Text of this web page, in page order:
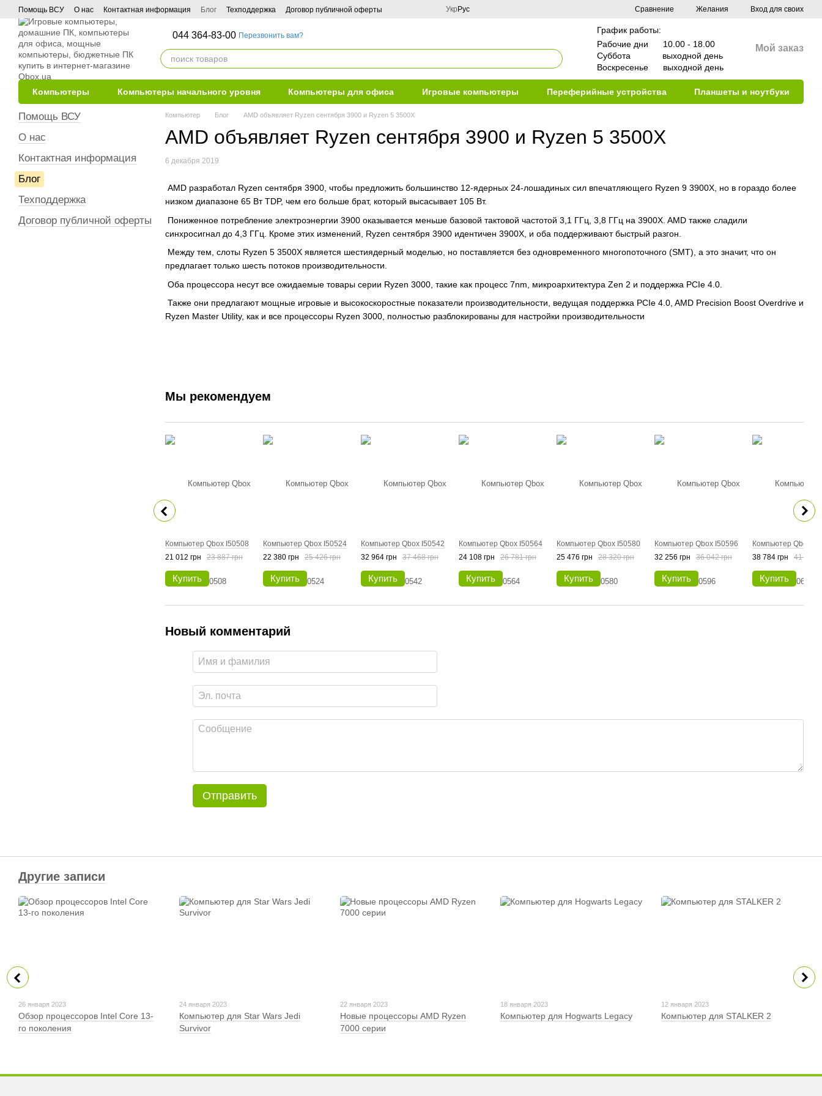
Перейти к основному контенту
Помощь ВСУ О нас Контактная информация Блог Техподдержка Договор публичной оферты Укр Рус Сравнение Желания Вход для своих
044 364-83-00 Перезвонить вам?
График работы:
Рабочие дни 10.00 - 18.00
Суббота выходной день
Воскресенье выходной день
Мой заказ
Компьютеры Компьютеры начального уровня Компьютеры для офиса Игровые компьютеры Переферийные устройства Планшеты и ноутбуки
Компьютер Блог AMD объявляет Ryzen сентября 3900 и Ryzen 5 3500X
AMD объявляет Ryzen сентября 3900 и Ryzen 5 3500X
6 декабря 2019
AMD разработал Ryzen сентября 3900, чтобы предложить большинство 12-ядерных 24-лошадиных сил впечатляющего Ryzen 9 3900X, но в гораздо более
низком диапазоне 65 Вт TDP, чем его больше брат, который высасывает 105 Вт.
Пониженное потребление электроэнергии 3900 оказывается меньше базовой тактовой частотой 3,1 ГГц, 3,8 ГГц на 3900X. AMD также сладили
синхросигнал до 4,3 ГГц. Кроме этих изменений, Ryzen сентября 3900 идентичен 3900X, и оба поддерживают быстрый разгон.
Между тем, слоты Ryzen 5 3500X является шестиядерный моделью, но поставляется без одновременного многопоточного (SMT), а это значит, что он
предлагает только шесть потоков производительности.
Оба процессора несут все ожидаемые товары серии Ryzen 3000, такие как процесс 7nm, микроархитектура Zen 2 и поддержка PCIe 4.0.
Также они предлагают мощные игровые и высокоскоростные показатели производительности, ведущая поддержка PCIe 4.0, AMD Precision Boost Overdrive и
Ryzen Master Utility, как и все процессоры Ryzen 3000, полностью разблокированы для настройки производительности
Мы рекомендуем
Компьютер Qbox I50508
21 012 грн
23 887 грн
Купить
Компьютер Qbox I50524
22 380 грн
25 426 грн
Купить
Компьютер Qbox I50542
32 964 грн
37 468 грн
Купить
Компьютер Qbox I50564
24 108 грн
26 781 грн
Купить
Компьютер Qbox I50580
25 476 грн
28 320 грн
Купить
Компьютер Qbox I50596
32 256 грн
36 042 грн
Купить
Компьютер Qbox
38 784 грн
41 901
Купить
Новый комментарий
Отправить
Помощь ВСУ
О нас
Контактная информация
Блог
Техподдержка
Договор публичной оферты
Другие записи
26 января 2023
Обзор процессоров Intel Core 13-
го поколения
24 января 2023
Компьютер для Star Wars Jedi
Survivor
22 января 2023
Новые процессоры AMD Ryzen
7000 серии
18 января 2023
Компьютер для Hogwarts Legacy
12 января 2023
Компьютер для STALKER 2